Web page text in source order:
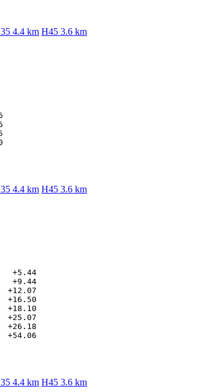
4.4 km H45 3.6 km
4.4 km H45 3.6 km
+5.44
+9.44
+12.07
+16.50
+18.10
+25.07
+26.18
+54.06
4.4 km H45 3.6 km